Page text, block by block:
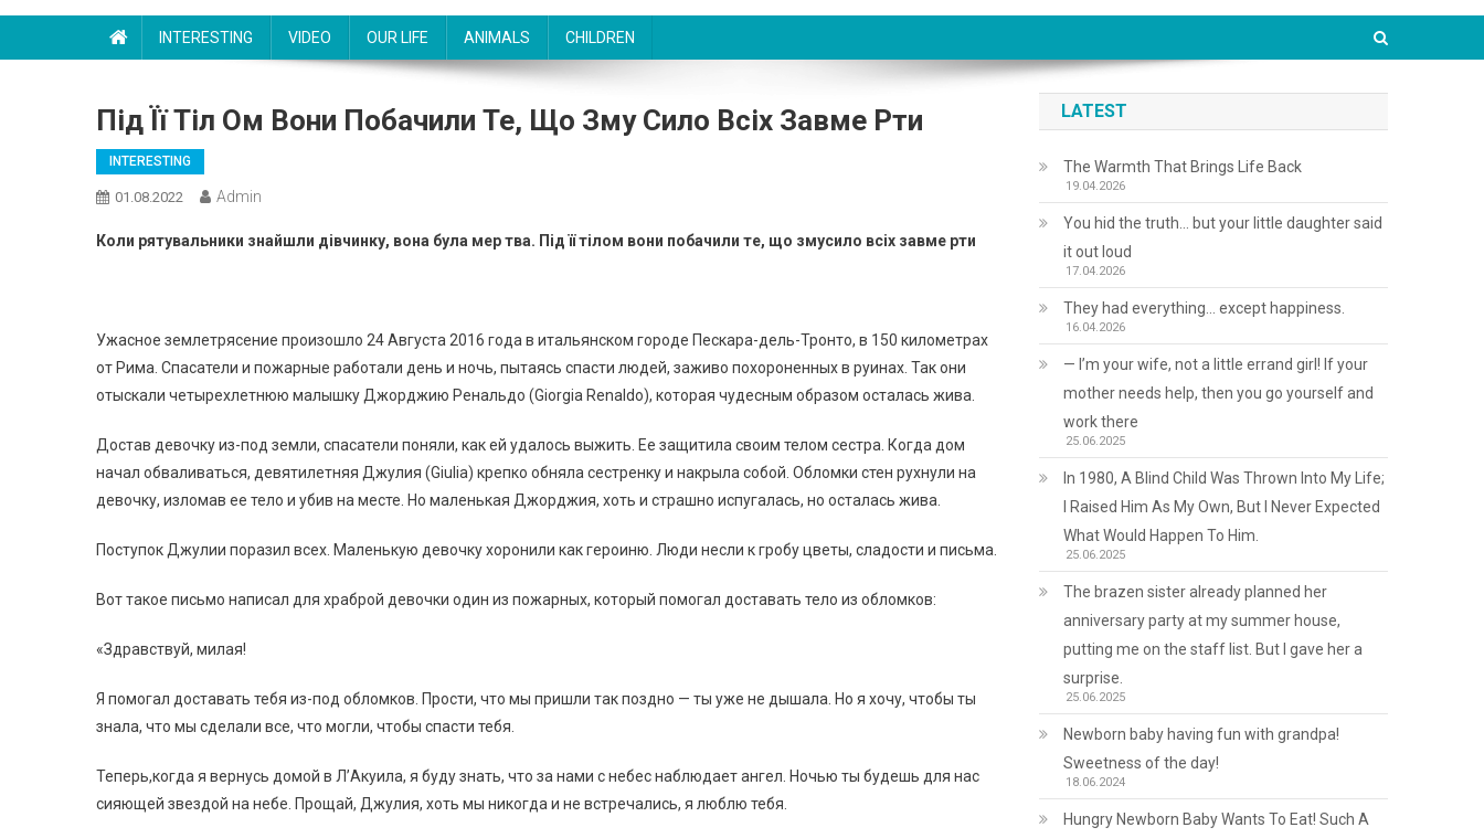
INTERESTING VIDEO OUR LIFE ANIMALS CHILDREN
Під Її Тіл Ом Вони Побачили Те, Що Зму Сило Всіх Завме Рти
INTERESTING
01.08.2022 Admin
Коли рятувальники знайшли дівчинку, вона була мер тва. Під її тілом вони побачили те, що змусило всіх завме рти
Ужасное землетрясение произошло 24 Августа 2016 года в итальянском городе Пескара-дель-Тронто, в 150 километрах
от Рима. Спасатели и пожарные работали день и ночь, пытаясь спасти людей, заживо похороненных в руинах. Так они
отыскали четырехлетнюю малышку Джорджию Ренальдо (Giorgia Renaldo), которая чудесным образом осталась жива.
Достав девочку из-под земли, спасатели поняли, как ей удалось выжить. Ее защитила своим телом сестра. Когда дом
начал обваливаться, девятилетняя Джулия (Giulia) крепко обняла сестренку и накрыла собой. Обломки стен рухнули на
девочку, изломав ее тело и убив на месте. Но маленькая Джорджия, хоть и страшно испугалась, но осталась жива.
Поступок Джулии поразил всех. Маленькую девочку хоронили как героиню. Люди несли к гробу цветы, сладости и письма.
Вот такое письмо написал для храброй девочки один из пожарных, который помогал доставать тело из обломков:
«Здравствуй, милая!
Я помогал доставать тебя из-под обломков. Прости, что мы пришли так поздно — ты уже не дышала. Но я хочу, чтобы ты
знала, что мы сделали все, что могли, чтобы спасти тебя.
Теперь,когда я вернусь домой в Л’Акуила, я буду знать, что за нами с небес наблюдает ангел. Ночью ты будешь для нас
сияющей звездой на небе. Прощай, Джулия, хоть мы никогда и не встречались, я люблю тебя.
LATEST
The Warmth That Brings Life Back
19.04.2026
You hid the truth… but your little daughter said
it out loud
17.04.2026
They had everything… except happiness.
16.04.2026
— I’m your wife, not a little errand girl! If your
mother needs help, then you go yourself and
work there
25.06.2025
In 1980, A Blind Child Was Thrown Into My Life;
I Raised Him As My Own, But I Never Expected
What Would Happen To Him.
25.06.2025
The brazen sister already planned her
anniversary party at my summer house,
putting me on the staff list. But I gave her a
surprise.
25.06.2025
Newborn baby having fun with grandpa!
Sweetness of the day!
18.06.2024
Hungry Newborn Baby Wants To Eat! Such A